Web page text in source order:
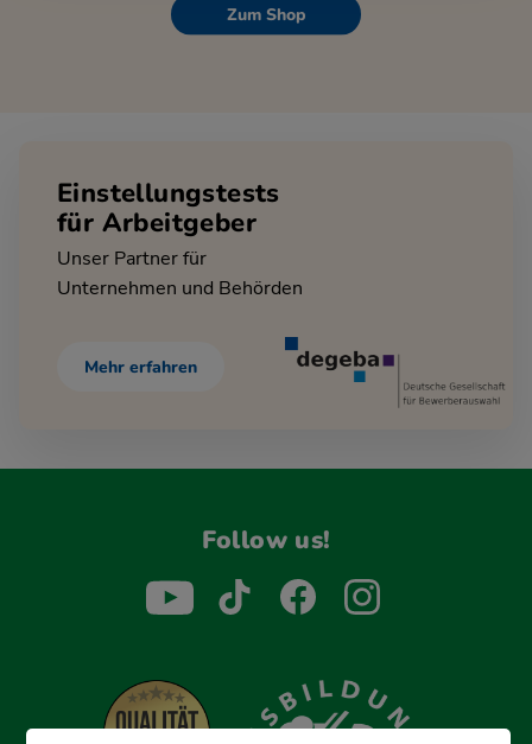
Zum Shop
Einstellungstests
für Arbeitgeber
Unser Partner für
Unternehmen und Behörden
Mehr erfahren
Follow us!